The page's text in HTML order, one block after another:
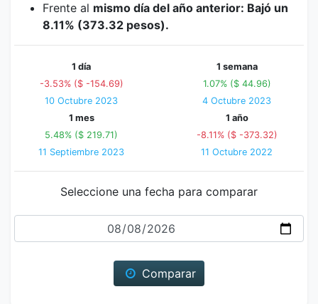
Frente al mismo día del año anterior: Bajó un
8.11% (373.32 pesos).
1 día
-3.53% ($ -154.69)
10 Octubre 2023
1 semana
1.07% ($ 44.96)
4 Octubre 2023
1 mes
5.48% ($ 219.71)
11 Septiembre 2023
1 año
-8.11% ($ -373.32)
11 Octubre 2022
Seleccione una fecha para comparar
Fecha
Comparar